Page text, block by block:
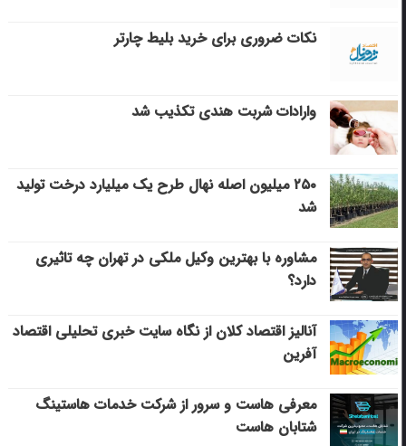
نکات ضروری برای خرید بلیط چارتر
وارادات شربت هندی تکذیب شد
۲۵۰ میلیون اصله نهال طرح یک میلیارد درخت تولید
شد
مشاوره با بهترین وکیل ملکی در تهران چه تاثیری
دارد؟
آنالیز اقتصاد کلان از نگاه سایت خبری تحلیلی اقتصاد
آفرین
معرفی هاست و سرور از شرکت خدمات هاستینگ
شتابان هاست